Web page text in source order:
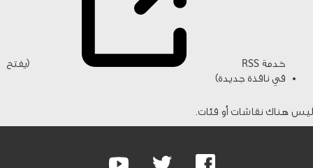
خدمة RSS
(يفتح
في نافذة جديدة)
ليس هناك نقاشات أو فئات.
Facebook
Twitter
Youtube